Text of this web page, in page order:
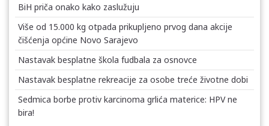
BiH priča onako kako zaslužuju
Više od 15.000 kg otpada prikupljeno prvog dana akcije
čišćenja općine Novo Sarajevo
Nastavak besplatne škola fudbala za osnovce
Nastavak besplatne rekreacije za osobe treće životne dobi
Sedmica borbe protiv karcinoma grlića materice: HPV ne
bira!